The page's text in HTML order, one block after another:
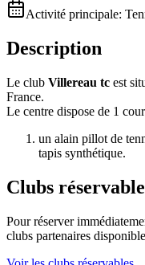
Activité principale:
Description
Le club Villereau tc est
France.
Le centre dispose de 1
un alain pillot de
tapis synthétique.
Clubs
Pour réserver
clubs partenaires